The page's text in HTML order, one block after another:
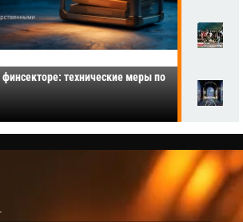
технические меры по